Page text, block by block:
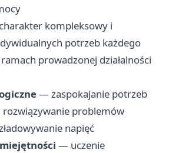
kompleksowy i
potrzeb każdego
prowadzonej działalności
— zaspokajanie potrzeb
problemów
napięć
— uczenie